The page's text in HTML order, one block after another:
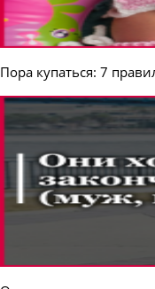
Пора купаться: 7